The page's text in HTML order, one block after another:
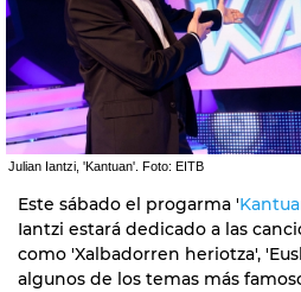
Julian Iantzi, 'Kantuan'. Foto: EITB
Este sábado el progarma '
Iantzi estará dedicado a las
como 'Xalbadorren heriotza',
algunos de los temas más